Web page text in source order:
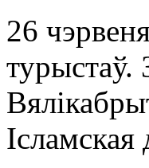
26
турыстаў.
Ісламская